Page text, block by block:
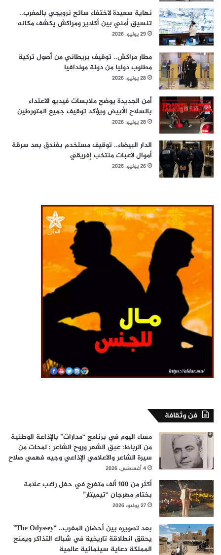
نهاية سعيدة لاختفاء سائح نرويجي بالمغرب..
تنسيق أمني بين أكادير ومراكش يكشف مكانه
29 يوليو، 2026
مطار مراكش.. توقيف بريطاني من أصول تركية
مطلوب دوليا من دولة مولدافيا
28 يوليو، 2026
أمن الجديدة يوضح ملابسات فيديو الاعتداء
بالسلاح الأبيض ويؤكد توقيف جميع المتورطين
28 يوليو، 2026
الدار البيضاء.. توقيف مستخدم بفندق بعد سرقة
أموال لاعبات منتخب إفريقي
26 يوليو، 2026
فن وثقافة
مساء اليوم في برنامج “مدارات” بالإذاعة الوطنية
من الرباط: عبق الشعر وروح الشاعر : لمحات من
سيرة الشاعر والاعلامي الإذاعي وجيه فهمي صلاح
4 أغسطس، 2026
أكثر من 100 ألف متفرج في حفل راغب علامة
بختام مهرجان “تيميتار”
27 يوليو، 2026
بعد تصويره بين أحضان المغرب.. “The Odyssey”
يحقق انطلاقة تاريخية في شباك التذاكر ويمنح
المملكة دعاية سينمائية عالمية